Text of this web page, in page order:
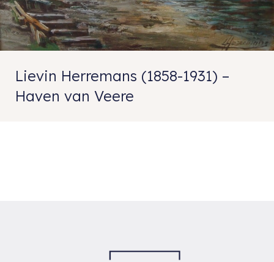
Lievin Herremans (1858-1931) –
Haven van Veere